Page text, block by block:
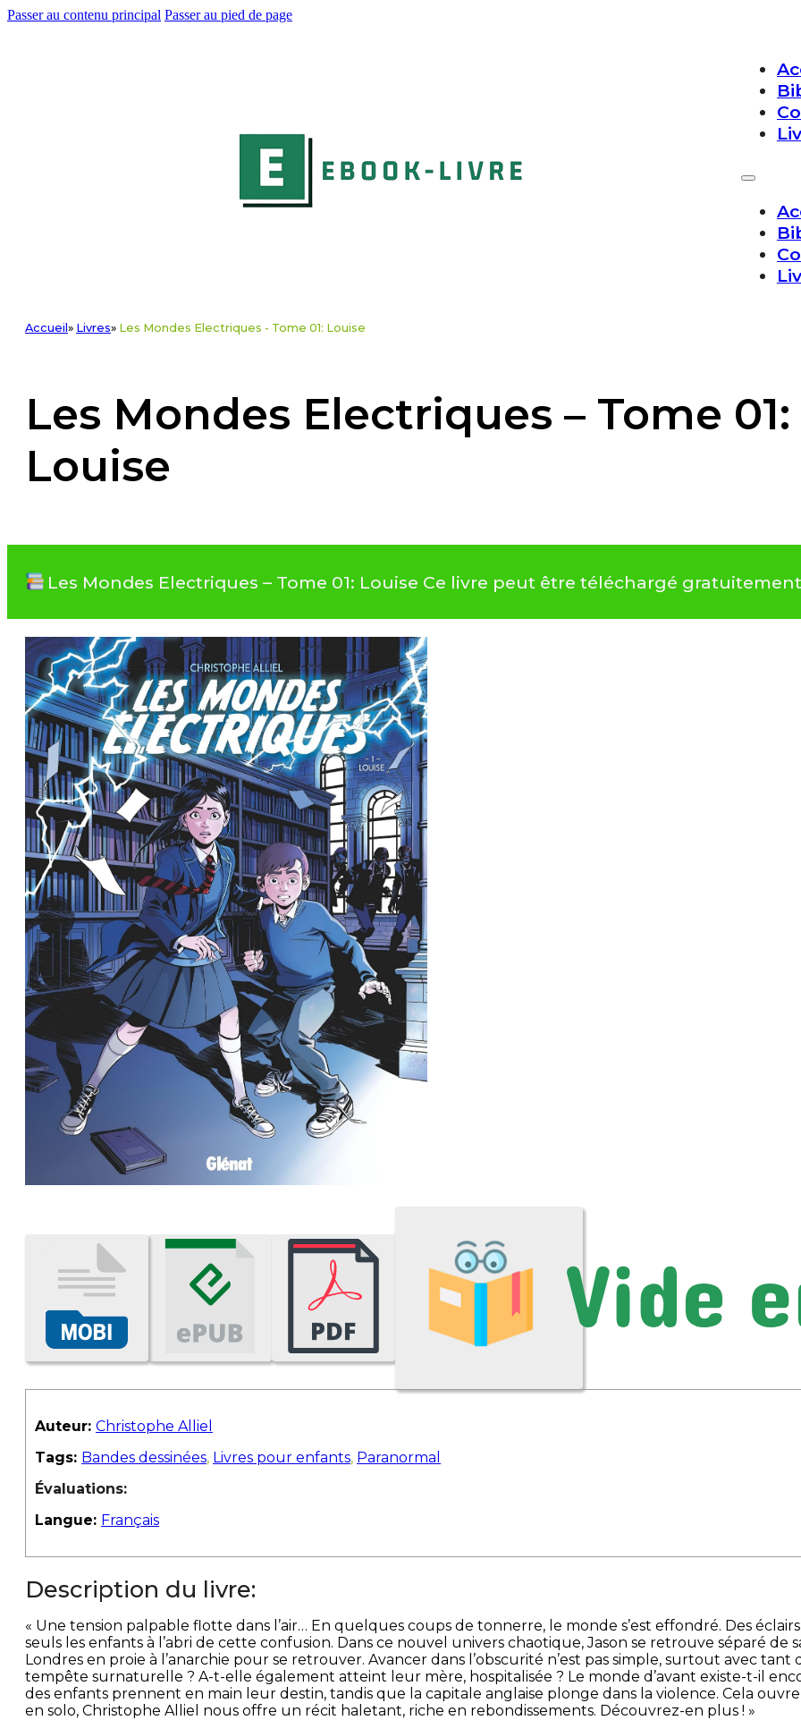
Passer au contenu principal Passer au pied de page
Accueil » Livres» Les Mondes Electriques - Tome 01: Louise
Les Mondes Electriques – Tome 01:
Louise
Les Mondes Electriques – Tome 01: Louise Ce livre peut être téléchargé
Auteur: Christophe Alliel
Tags: Bandes dessinées, Livres pour enfants, Paranormal
Évaluations:
Langue: Français
Description du livre:
« Une tension palpable flotte dans l’air… En quelques coups de tonnerre, le monde s’est effondré. Des
seuls les enfants à l’abri de cette confusion. Dans ce nouvel univers chaotique, Jason se retrouve séparé
Londres en proie à l’anarchie pour se retrouver. Avancer dans l’obscurité n’est pas simple, surtout avec
tempête surnaturelle ? A-t-elle également atteint leur mère, hospitalisée ? Le monde d’avant existe-t-il
des enfants prennent en main leur destin, tandis que la capitale anglaise plonge dans la violence. Cela
en solo, Christophe Alliel nous offre un récit haletant, riche en rebondissements. Découvrez-en plus ! »